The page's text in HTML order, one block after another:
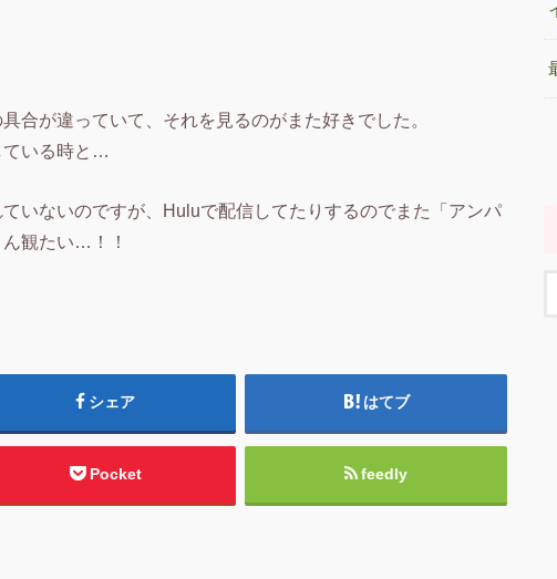
合が違っていて、それを見るのがまた好きでした。
ている時と…
いないのですが、Huluで配信してたりするのでまた「アンパ
観たい…！！
シェア はてブ
Pocket feedly